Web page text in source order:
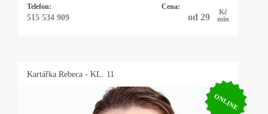
Telefon:
515 534 909
Cena:
od 29
Kč
min
Kartářka Rebeca - KL. 11
ONLINE